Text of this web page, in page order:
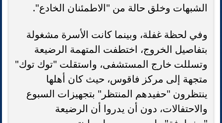
الشبهات وخلق حالة من "الاطمئنان الخادع".
وفي لحظة غفلة، وبينما كانت الأسرة مشغولة
بتفاصيل الخروج، اختطفت المتهمة الرضيعة
وتسللت خارج المستشفى، واستقلت "توك توك"
متجهة إلى مركز فاقوس، حيث كان أهلها
ينتظرون "حفيدهم المنتظر" بتجهيزات السبوع
والاحتفالات، دون أن يدروا أن الرضيعة